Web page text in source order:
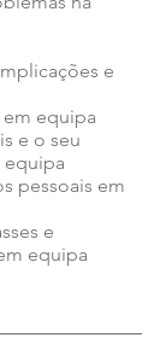
e
equipa
e o seu
pessoais em
e
equipa